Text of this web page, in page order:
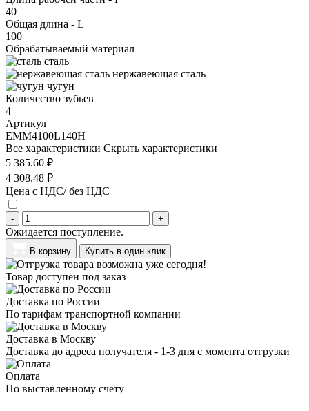
40
Общая длина - L
100
Обрабатываемый материал
сталь
нержавеющая сталь
чугун
Количество зубьев
4
Артикул
EMM4100L140H
Все характеристики Скрыть характеристики
5 385.60 ₽
4 308.48 ₽
Цена с НДС/ без НДС
- +
Ожидается поступление.
В корзину Купить в один клик
Товар доступен под заказ
Доставка по России
По тарифам транспортной компании
Доставка в Москву
Доставка до адреса получателя - 1-3 дня с момента отгрузки
Оплата
По выставленному счету